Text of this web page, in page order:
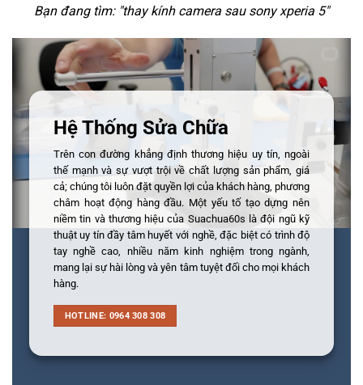
Bạn đang tìm: "thay kính camera sau sony xperia 5"
Hệ Thống Sửa Chữa
Trên con đường khẳng định thương hiệu uy tín, ngoài
thế mạnh và sự vượt trội về chất lượng sản phẩm, giá
cả; chúng tôi luôn đặt quyền lợi của khách hàng, phương
châm hoạt động hàng đầu. Một yếu tố tạo dựng nên
niềm tin và thương hiệu của Suachua60s là đội ngũ kỹ
thuật uy tín đầy tâm huyết với nghề, đặc biệt có trình độ
tay nghề cao, nhiều năm kinh nghiệm trong ngành,
mang lại sự hài lòng và yên tâm tuyệt đối cho mọi khách
hàng.
HOTLINE: 0964 308 308